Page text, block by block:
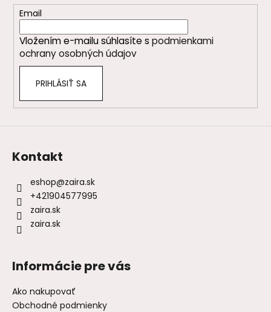
Email
Vložením e-mailu súhlasíte s podmienkami
ochrany osobných údajov
PRIHLÁSIŤ SA
Kontakt
eshop@zaira.sk
+421904577995
zaira.sk
zaira.sk
Informácie pre vás
Ako nakupovať
Obchodné podmienky